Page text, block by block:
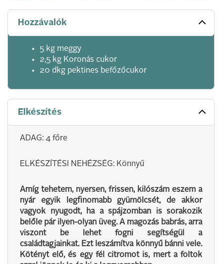
Hozzávalók
5 kg meggy
2,5 kg Koronás cukor
20 dkg pektines befőzőcukor
Elkészítés
ADAG: 4 főre
ELKÉSZÍTÉSI NEHÉZSÉG: Könnyű
Amíg tehetem, nyersen, frissen, kilószám eszem a
nyár egyik legfinomabb gyümölcsét, de akkor
vagyok nyugodt, ha a spájzomban is sorakozik
belőle pár ilyen-olyan üveg. A magozás babrás, arra
viszont be lehet fogni segítségül a
családtagjainkat. Ezt leszámítva könnyű bánni vele.
Kötényt elő, és egy fél citromot is, mert a foltok